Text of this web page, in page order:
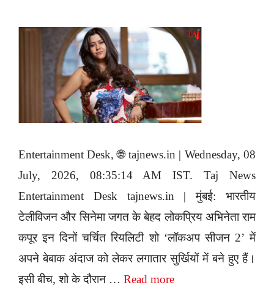
Entertainment Desk, 🌐 tajnews.in | Wednesday, 08
July, 2026, 08:35:14 AM IST. Taj News
Entertainment Desk tajnews.in | मुंबई: भारतीय
टेलीविजन और सिनेमा जगत के बेहद लोकप्रिय अभिनेता राम
कपूर इन दिनों चर्चित रियलिटी शो ‘लॉकअप सीजन 2’ में
अपने बेबाक अंदाज को लेकर लगातार सुर्खियों में बने हुए हैं।
इसी बीच, शो के दौरान … Read more